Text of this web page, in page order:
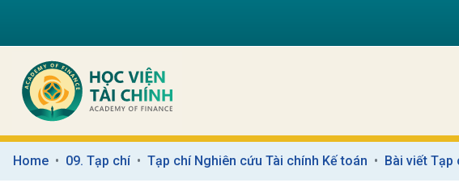
Home 09. Tạp chí Tạp chí Nghiên cứu Tài chính Kế toán